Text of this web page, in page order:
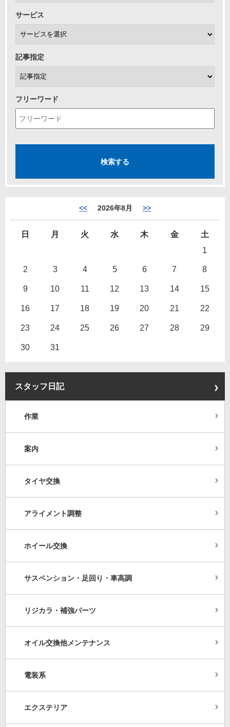
サービス
記事指定
フリーワード
<< 2026年8月 >>
日 月 火 水 木 金
土
1
2 3 4 5 6 7 8
9 10 11 12 13 14 15
16 17 18 19 20 21 22
23 24 25 26 27 28 29
30 31
スタッフ日記
作業
案内
タイヤ交換
アライメント調整
ホイール交換
サスペンション・足回り・車高調
リジカラ・補強パーツ
オイル交換他メンテナンス
電装系
エクステリア